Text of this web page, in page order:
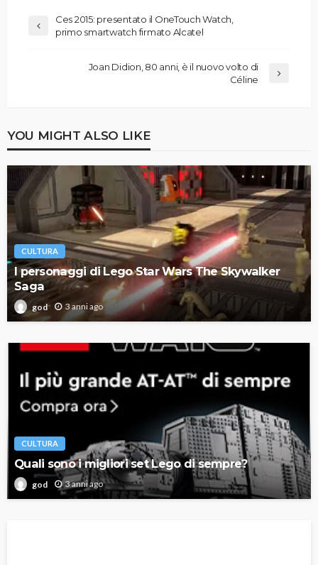
Ces 2015: presentato il OneTouch Watch,
primo smartwatch firmato Alcatel
Joan Didion, 80 anni, è il nuovo volto di
Céline
YOU MIGHT ALSO LIKE
CULTURA
I personaggi di Lego Star Wars The Skywalker
Saga
god 3 anni ago
CULTURA
Quali sono i migliori set Lego di sempre?
god 3 anni ago